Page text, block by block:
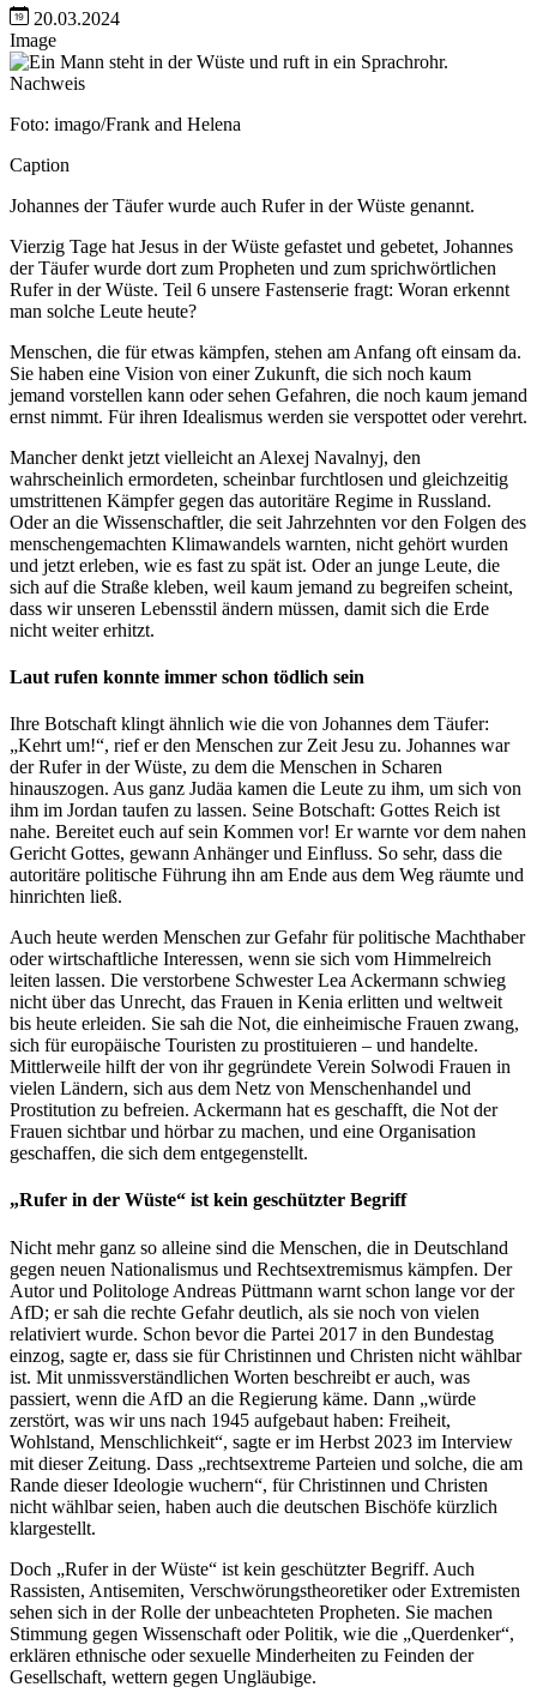
20.03.2024
Image
Nachweis
Foto: imago/Frank and Helena
Caption
Johannes der Täufer wurde auch Rufer in der Wüste genannt.
Vierzig Tage hat Jesus in der Wüste gefastet und gebetet, Johannes
der Täufer wurde dort zum Propheten und zum sprichwörtlichen
Rufer in der Wüste. Teil 6 unsere Fastenserie fragt: Woran erkennt
man solche Leute heute?
Menschen, die für etwas kämpfen, stehen am Anfang oft einsam da.
Sie haben eine Vision von einer Zukunft, die sich noch kaum
jemand vorstellen kann oder sehen Gefahren, die noch kaum jemand
ernst nimmt. Für ihren Idealismus werden sie verspottet oder verehrt.
Mancher denkt jetzt vielleicht an Alexej Navalnyj, den
wahrscheinlich ermordeten, scheinbar furchtlosen und gleichzeitig
umstrittenen Kämpfer gegen das autoritäre Regime in Russland.
Oder an die Wissenschaftler, die seit Jahrzehnten vor den Folgen des
menschengemachten Klimawandels warnten, nicht gehört wurden
und jetzt erleben, wie es fast zu spät ist. Oder an junge Leute, die
sich auf die Straße kleben, weil kaum jemand zu begreifen scheint,
dass wir unseren Lebensstil ändern müssen, damit sich die Erde
nicht weiter erhitzt.
Laut rufen konnte immer schon tödlich sein
Ihre Botschaft klingt ähnlich wie die von Johannes dem Täufer:
„Kehrt um!“, rief er den Menschen zur Zeit Jesu zu. Johannes war
der Rufer in der Wüste, zu dem die Menschen in Scharen
hinauszogen. Aus ganz Judäa kamen die Leute zu ihm, um sich von
ihm im Jordan taufen zu lassen. Seine Botschaft: Gottes Reich ist
nahe. Bereitet euch auf sein Kommen vor! Er warnte vor dem nahen
Gericht Gottes, gewann Anhänger und Einfluss. So sehr, dass die
autoritäre politische Führung ihn am Ende aus dem Weg räumte und
hinrichten ließ.
Auch heute werden Menschen zur Gefahr für politische Machthaber
oder wirtschaftliche Interessen, wenn sie sich vom Himmelreich
leiten lassen. Die verstorbene Schwester Lea Ackermann schwieg
nicht über das Unrecht, das Frauen in Kenia erlitten und weltweit
bis heute erleiden. Sie sah die Not, die einheimische Frauen zwang,
sich für europäische Touristen zu prostituieren – und handelte.
Mittlerweile hilft der von ihr gegründete Verein Solwodi Frauen in
vielen Ländern, sich aus dem Netz von Menschenhandel und
Prostitution zu befreien. Ackermann hat es geschafft, die Not der
Frauen sichtbar und hörbar zu machen, und eine Organisation
geschaffen, die sich dem entgegenstellt.
„Rufer in der Wüste“ ist kein geschützter Begriff
Nicht mehr ganz so alleine sind die Menschen, die in Deutschland
gegen neuen Nationalismus und Rechtsextremismus kämpfen. Der
Autor und Politologe Andreas Püttmann warnt schon lange vor der
AfD; er sah die rechte Gefahr deutlich, als sie noch von vielen
relativiert wurde. Schon bevor die Partei 2017 in den Bundestag
einzog, sagte er, dass sie für Christinnen und Christen nicht wählbar
ist. Mit unmissverständlichen Worten beschreibt er auch, was
passiert, wenn die AfD an die Regierung käme. Dann „würde
zerstört, was wir uns nach 1945 aufgebaut haben: Freiheit,
Wohlstand, Menschlichkeit“, sagte er im Herbst 2023 im Interview
mit dieser Zeitung. Dass „rechtsextreme Parteien und solche, die am
Rande dieser Ideologie wuchern“, für Christinnen und Christen
nicht wählbar seien, haben auch die deutschen Bischöfe kürzlich
klargestellt.
Doch „Rufer in der Wüste“ ist kein geschützter Begriff. Auch
Rassisten, Antisemiten, Verschwörungstheoretiker oder Extremisten
sehen sich in der Rolle der unbeachteten Propheten. Sie machen
Stimmung gegen Wissenschaft oder Politik, wie die „Querdenker“,
erklären ethnische oder sexuelle Minderheiten zu Feinden der
Gesellschaft, wettern gegen Ungläubige.